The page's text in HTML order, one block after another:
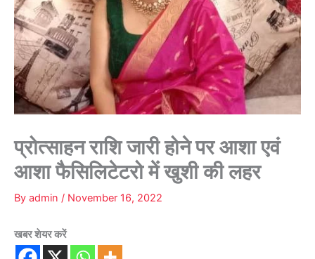
प्रोत्साहन राशि जारी होने पर आशा एवं
आशा फैसिलिटेटरो में खुशी की लहर
By admin / November 16, 2022
खबर शेयर करें